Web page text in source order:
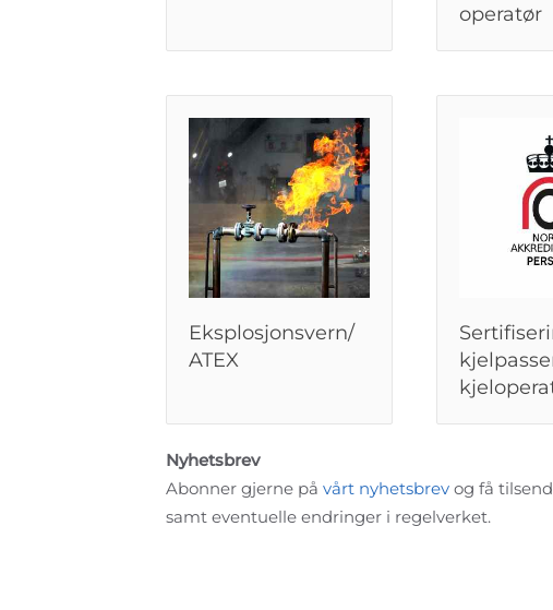
operatør
Eksplosjonsvern/
ATEX
Nyhetsbrev
Abonner gjerne på vårt nyhetsbrev og få
samt eventuelle endringer i regelverket.